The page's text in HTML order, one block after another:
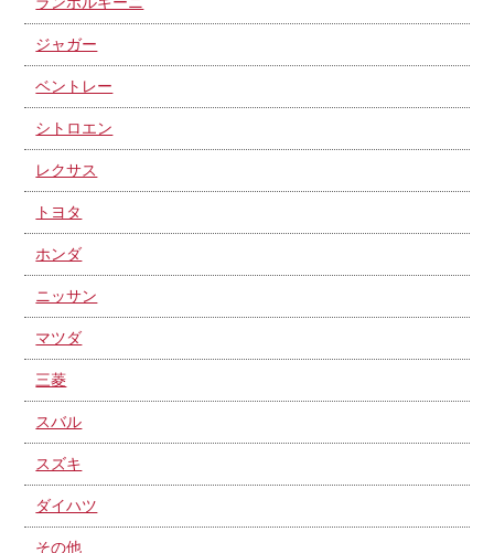
ジャガー
ベントレー
シトロエン
レクサス
トヨタ
ホンダ
ニッサン
マツダ
三菱
スバル
スズキ
ダイハツ
その他